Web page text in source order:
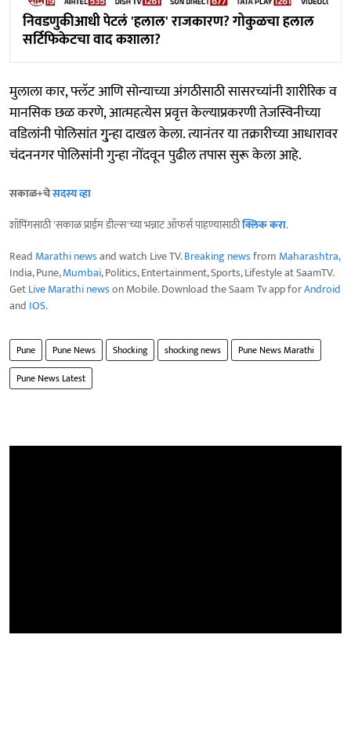
निवडणुकीआधी पेटलं 'हलाल' राजकारण? गोकुळचा हलाल
सर्टिफिकेटचा वाद कशाला?
मुलाला कार, फ्लॅट आणि सोन्याच्या अंगठीसाठी सासरच्यांनी शारीरिक व
मानसिक छळ करणे, आत्महत्येस प्रवृत्त केल्याप्रकरणी तेजस्विनीच्या
वडिलांनी पोलिसांत गु्न्हा दाखल केला. त्यानंतर या तक्रारीच्या आधारावर
चंदननगर पोलिसांनी गुन्हा नोंदवून पुढील तपास सुरू केला आहे.
सकाळ+चेसदस्य व्हा
शॉपिंगसाठी 'सकाळ प्राईम डील्स'च्या भन्नाट ऑफर्स पाहण्यासाठीक्लिक करा.
Read Marathi newsand watch Live TV.Breaking newsfrom Maharashtra,
India, Pune,Mumbai, Politics, Entertainment, Sports, Lifestyle at SaamTV.
GetLive Marathi newson Mobile. Download the Saam Tv app forAndroid
and IOS.
Pune Pune News Shocking shocking news
Pune News Marathi
Pune News Latest